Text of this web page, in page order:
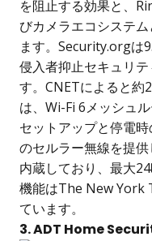
を阻止する効果と、
びカメラエコシステ
ます。Security.orgは
侵入者抑止セキュリ
す。CNETによると約
は、Wi-Fi 6メッシュ
セットアップと停電
のセルラー無線を提
内蔵しており、最大
機能はThe New York
ています。
3. ADT Home